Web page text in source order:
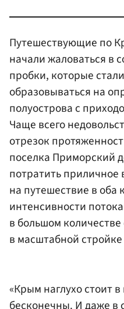
Путешествующие по
начали жаловаться в
пробки, которые
образовываться на
полуострова с
Чаще всего
отрезок
поселка Приморский
потратить приличное
на путешествие в оба
интенсивности
в большом
в масштабной
«Крым наглухо стоит
бесконечны. И даже в